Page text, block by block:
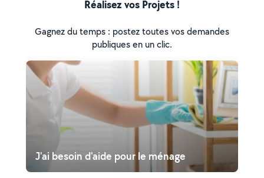
Réalisez vos Projets !
Gagnez du temps : postez toutes vos demandes
publiques en un clic.
J'ai besoin d'aide pour le ménage